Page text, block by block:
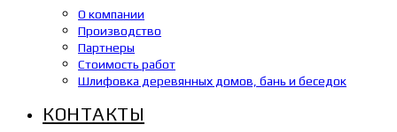
О компании
Производство
Партнеры
Стоимость работ
Шлифовка деревянных домов, бань и беседок
КОНТАКТЫ